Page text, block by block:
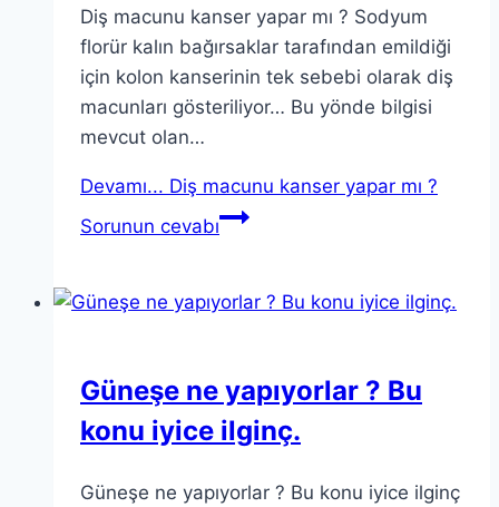
Diş macunu kanser yapar mı ? Sodyum
florür kalın bağırsaklar tarafından emildiği
için kolon kanserinin tek sebebi olarak diş
macunları gösteriliyor… Bu yönde bilgisi
mevcut olan…
Devamı... Diş macunu kanser yapar mı ?
Sorunun cevabı
Güneşe ne yapıyorlar ? Bu
konu iyice ilginç.
Güneşe ne yapıyorlar ? Bu konu iyice ilginç